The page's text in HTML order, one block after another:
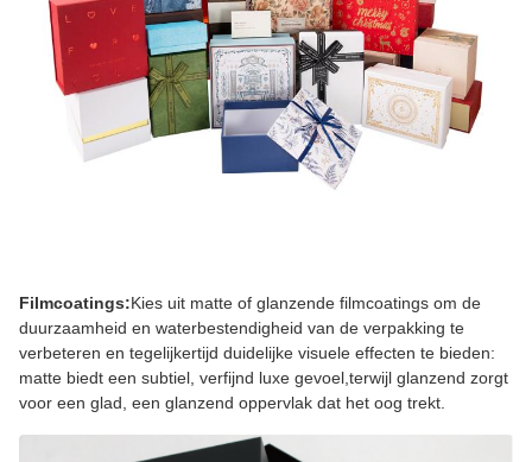
Filmcoatings:Kies uit matte of glanzende filmcoatings om de
duurzaamheid en waterbestendigheid van de verpakking te
verbeteren en tegelijkertijd duidelijke visuele effecten te bieden:
matte biedt een subtiel, verfijnd luxe gevoel,terwijl glanzend zorgt
voor een glad, een glanzend oppervlak dat het oog trekt.